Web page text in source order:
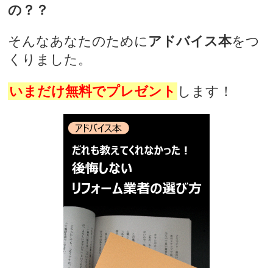
の？？
そんなあなたのために アドバイス本をつ
くりました。
いまだけ無料でプレゼント します！